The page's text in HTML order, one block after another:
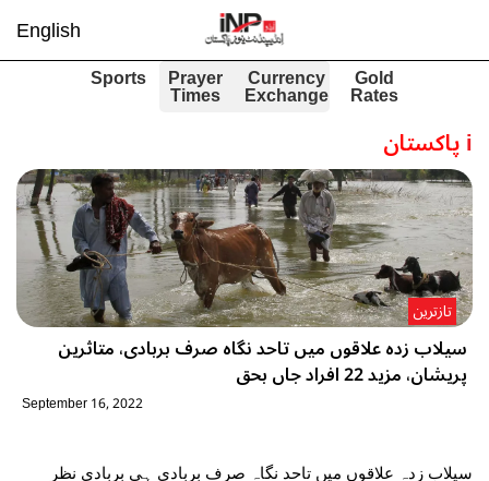
English
Gold
Rates
Currency
Exchange
Prayer
Times
Sports
iپاکستان
سیلاب زدہ علاقوں میں تاحد نگاہ صرف بربادی، متاثرین
پریشان، مزید 22 افراد جاں بحق
تازترین
September 16, 2022
سیلاب زدہ علاقوں میں تاحد نگاہ صرف بربادی ہی بربادی نظر